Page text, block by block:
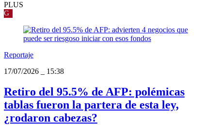
PLUS
G
Reportaje
17/07/2026
15:38
Retiro del 95.5% de AFP: polémicas
tablas fueron la partera de esta ley,
¿rodaron cabezas?